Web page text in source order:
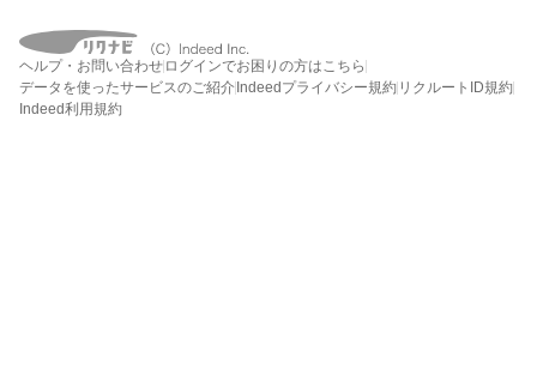
ヘルプ・お問い合わせ ログインでお困りの方はこちら
データを使ったサービスのご紹介 Indeedプライバシー規約 リクルートID規約
Indeed利用規約